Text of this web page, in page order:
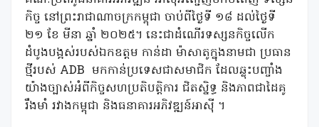
កិច្ច នៅព្រះរាជាណាចក្រកម្ពុជា ចាប់ពីថ្ងៃទី ១៨ ដល់ថ្ងៃទី
២១ ខែ មីនា ឆ្នាំ ២០២៥។ នេះជាដំណើរទស្សនកិច្ចលើក
ដំបូងបង្អស់របស់ឯកឧត្តម កាន់ដា ម៉ាសាតូក្នុងនាមជា ប្រធាន
ថ្មីរបស់ ADB មកកាន់ប្រទេសជាសមាជិក ដែលឆ្លុះបញ្ចាំង
យ៉ាងច្បាស់អំពីកិច្ចសហប្រតិបត្តិការ ជិតស្និទ្ធ និងភាពជាដៃគូ
រឹងមាំ រវាងកម្ពុជា និងធនាគារអភិវឌ្ឍន៍អាស៊ី ។